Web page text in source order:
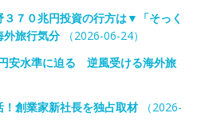
７０兆円投資の行方は▼「そっく
外旅行気分（2026-06-24）
安水準に迫る 逆風受ける海外旅
創業家新社長を独占取材（2026-